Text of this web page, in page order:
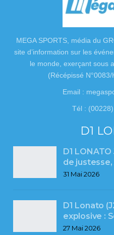
MEGA SPORTS, média du
site d’information sur les
le monde, exerçant sous
(Récépissé N°0083/
Email :
Tél :
D1
D1
de
31 Mai 2026
D1 Lonato
explosive :
27 Mai 2026